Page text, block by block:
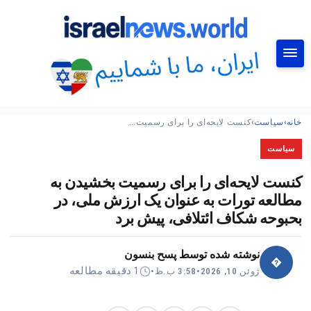
خانه›سیاست›کنست لایحه‌ای را برای رسمیت…
سیاست
کنست لایحه‌ای را برای رسمیت بخشیدن به
مطالعه تورات به عنوان یک ارزش ملی، در
بحبوحه شکاف ائتلافی، پیش برد
�
نوشته شده توسط پسح بنسون
ژوئن 10, 2026 • 3:58 ب.ظ • 1 دقیقه مطالعه